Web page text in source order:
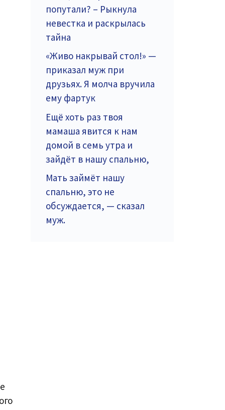
попутали? – Рыкнула
невестка и раскрылась
тайна
«Живо накрывай стол!» —
приказал муж при
друзьях. Я молча вручила
ему фартук
Ещё хоть раз твоя
мамаша явится к нам
домой в семь утра и
зайдёт в нашу спальню,
Мать займёт нашу
спальню, это не
обсуждается, — сказал
муж.